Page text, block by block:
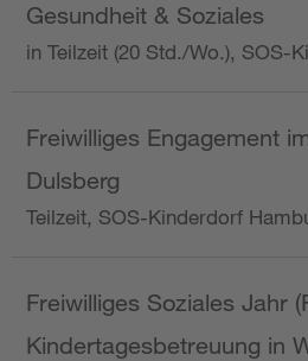
Gesundheit & Soziales
in Teilzeit (20 Std./Wo.), SOS-
Freiwilliges Engagement
Dulsberg
Teilzeit, SOS-Kinderdorf
Freiwilliges Soziales Jahr
Kindertagesbetreuung in